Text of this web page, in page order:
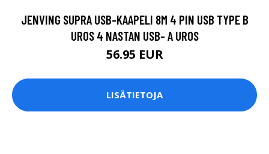
JENVING SUPRA USB-KAAPELI 8M 4 PIN USB TYPE B
UROS 4 NASTAN USB- A UROS
56.95 EUR
LISÄTIETOJA